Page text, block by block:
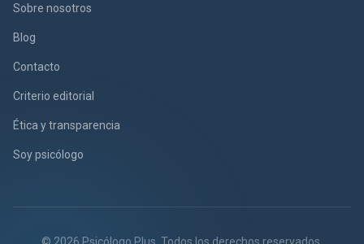
Sobre nosotros
Blog
Contacto
Criterio editorial
Ética y transparencia
Soy psicólogo